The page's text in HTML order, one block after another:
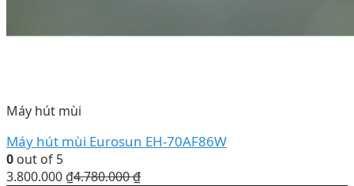
Máy hút mùi
Máy hút mùi Eurosun EH-70AF86W
0 out of 5
3.800.000 ₫4.780.000₫